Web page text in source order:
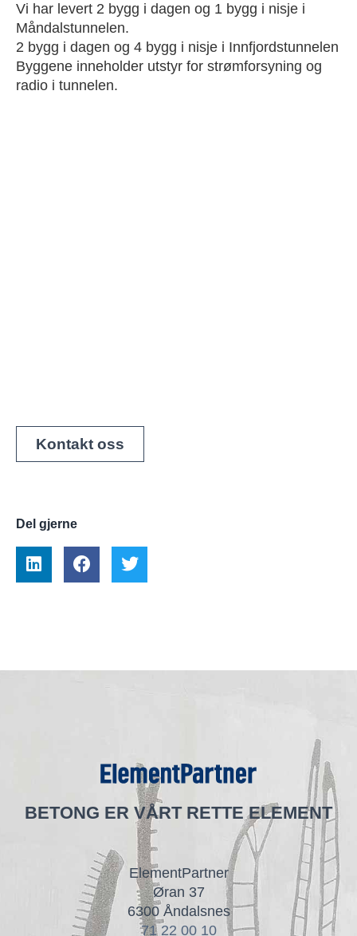
Vi har levert 2 bygg i dagen og 1 bygg i nisje i
Måndalstunnelen.
2 bygg i dagen og 4 bygg i nisje i Innfjordstunnelen
Byggene inneholder utstyr for strømforsyning og
radio i tunnelen.
Kontakt oss
Del gjerne
BETONG ER VÅRT RETTE ELEMENT
ElementPartner
Øran 37
6300 Åndalsnes
71 22 00 10